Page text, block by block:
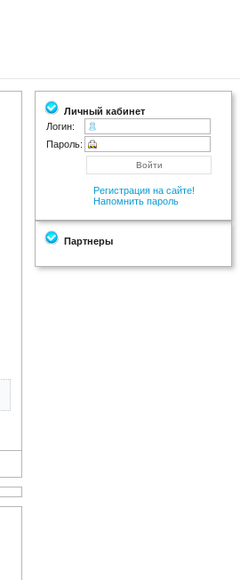
Личный кабинет
Логин:
Пароль:
Регистрация на сайте!
Напомнить пароль
Партнеры